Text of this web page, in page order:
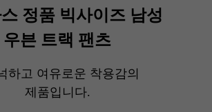
정품 빅사이즈 남성
우븐 트랙 팬츠
하고 여유로운 착용감의
제품입니다.